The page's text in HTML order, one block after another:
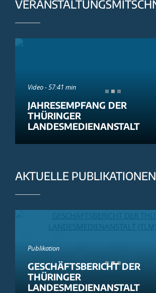
Video - 57:41 min
JAHRESEMPFANG DER
THÜRINGER
LANDESMEDIENANSTALT
AKTUELLE PUBLIKATIONEN
Publikation
GESCHÄFTSBERICHT DER
THÜRINGER
LANDESMEDIENANSTALT